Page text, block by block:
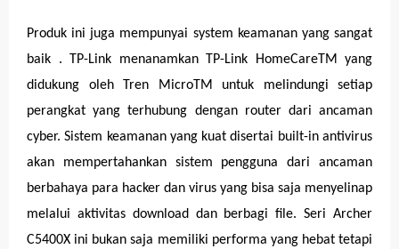
Produk ini juga mempunyai system keamanan yang sangat
baik . TP-Link menanamkan TP-Link HomeCareTM yang
didukung oleh Tren MicroTM untuk melindungi setiap
perangkat yang terhubung dengan router dari ancaman
cyber. Sistem keamanan yang kuat disertai built-in antivirus
akan mempertahankan sistem pengguna dari ancaman
berbahaya para hacker dan virus yang bisa saja menyelinap
melalui aktivitas download dan berbagi file. Seri Archer
C5400X ini bukan saja memiliki performa yang hebat tetapi